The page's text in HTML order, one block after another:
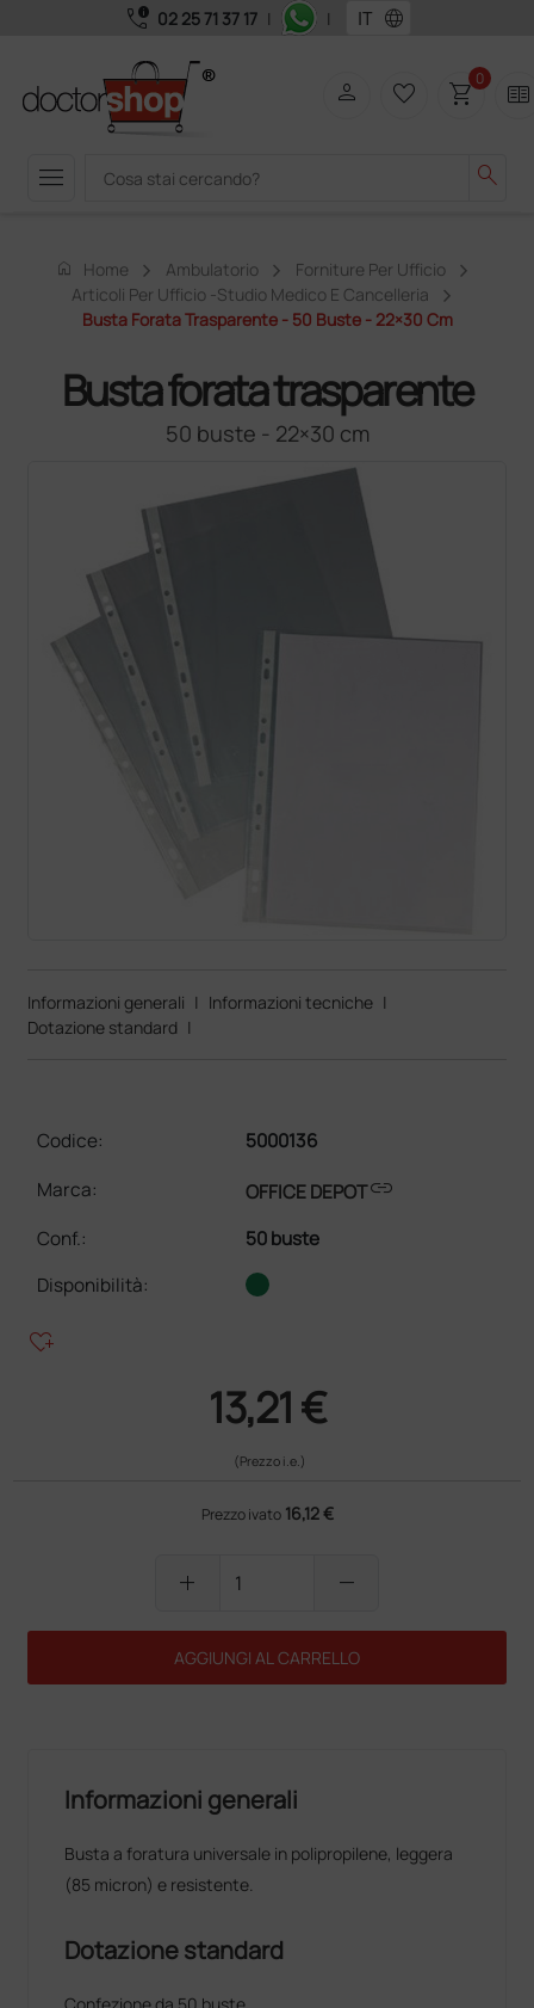
call_quality 02 25 71 37 17 | | language
menu search
person favorite_border shopping_cart0 two_pager
home Home Ambulatorio
Forniture Per Ufficio
Articoli Per Ufficio -studio Medico E Cancelleria
Busta Forata Trasparente - 50 Buste - 22×30 Cm
Busta forata trasparente
50 buste - 22×30 cm
Informazioni generali | Informazioni tecniche |
Dotazione standard |
Codice:
5000136
Marca:
OFFICE DEPOTlink
Conf.:
50 buste
Disponibilità:
heart_plus
13,21 €
(Prezzo i.e.)
Prezzo ivato 16,12 €
add remove
AGGIUNGI AL CARRELLO
Informazioni generali
Busta a foratura universale in polipropilene, leggera
(85 micron) e resistente.
Dotazione standard
Confezione da 50 buste.